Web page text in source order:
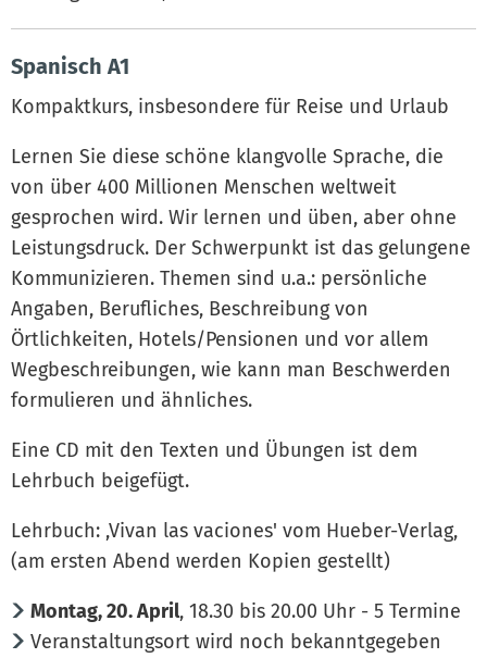
Spanisch A1
Kompaktkurs, insbesondere für Reise und Urlaub
Lernen Sie diese schöne klangvolle Sprache, die
von über 400 Millionen Menschen weltweit
gesprochen wird. Wir lernen und üben, aber ohne
Leistungsdruck. Der Schwerpunkt ist das gelungene
Kommunizieren. Themen sind u.a.: persönliche
Angaben, Berufliches, Beschreibung von
Örtlichkeiten, Hotels/Pensionen und vor allem
Wegbeschreibungen, wie kann man Beschwerden
formulieren und ähnliches.
Eine CD mit den Texten und Übungen ist dem
Lehrbuch beigefügt.
Lehrbuch: ,Vivan las vaciones' vom Hueber-Verlag,
(am ersten Abend werden Kopien gestellt)
Montag, 20. April, 18.30 bis 20.00 Uhr - 5 Termine
Veranstaltungsort wird noch bekanntgegeben